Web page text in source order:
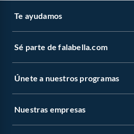
Te ayudamos
Sé parte de falabella.com
Únete a nuestros programas
Nuestras empresas